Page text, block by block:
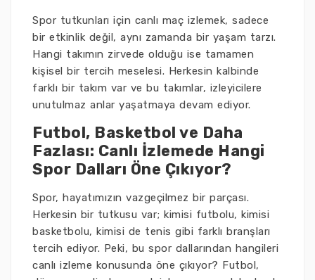
Spor tutkunları için canlı maç izlemek, sadece
bir etkinlik değil, aynı zamanda bir yaşam tarzı.
Hangi takımın zirvede olduğu ise tamamen
kişisel bir tercih meselesi. Herkesin kalbinde
farklı bir takım var ve bu takımlar, izleyicilere
unutulmaz anlar yaşatmaya devam ediyor.
Futbol, Basketbol ve Daha
Fazlası: Canlı İzlemede Hangi
Spor Dalları Öne Çıkıyor?
Spor, hayatımızın vazgeçilmez bir parçası.
Herkesin bir tutkusu var; kimisi futbolu, kimisi
basketbolu, kimisi de tenis gibi farklı branşları
tercih ediyor. Peki, bu spor dallarından hangileri
canlı izleme konusunda öne çıkıyor? Futbol,